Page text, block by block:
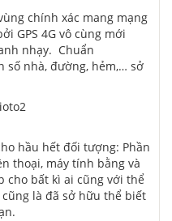
chính xác mang mạng
GPS 4G vô cùng mới
nhạy. Chuẩn
số nhà, đường, hẻm,… sở
hầu hết đối tượng: Phần
thoại, máy tính bằng và
cho bất kì ai cũng với thể
là đã sở hữu thể biết